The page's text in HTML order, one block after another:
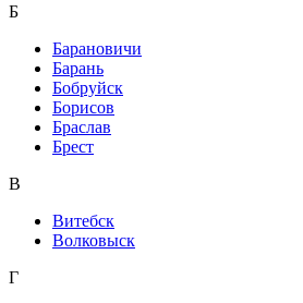
Б
Барановичи
Барань
Бобруйск
Борисов
Браслав
Брест
В
Витебск
Волковыск
Г